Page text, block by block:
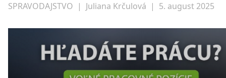
pracovné ponuky, neváhajte nás kontaktovať na
portáli Žilina SP21. Veríme, že spojením síl môžeme
pracovných príležitostí a podporiť miestnych
záujemcov o prácu. Poďme na to spoločne!
SPRAVODAJSTVO | Juliana Krčulová | 5. august 2025